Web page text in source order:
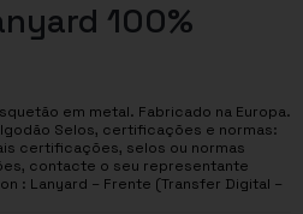
100%
em metal. Fabricado na Europa.
e normas:
certificações, selos ou normas
contacte o seu representante
: Lanyard – Frente (Transfer Digital –